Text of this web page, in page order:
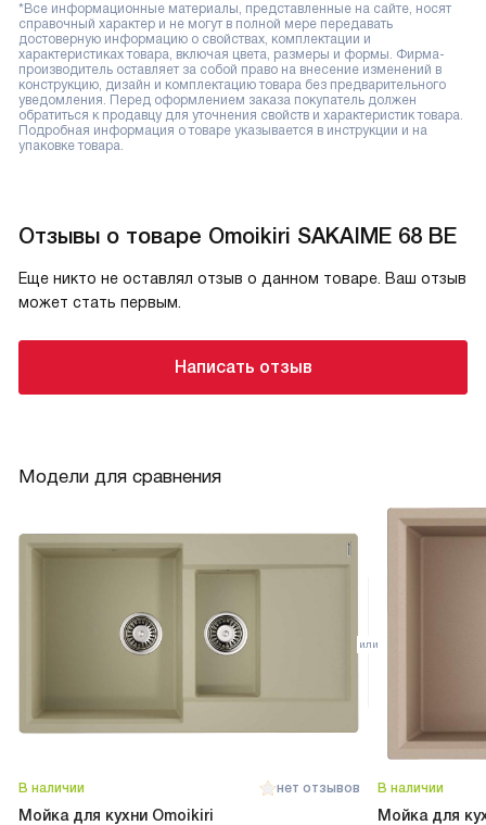
*Все информационные материалы, представленные на сайте, носят
справочный характер и не могут в полной мере передавать
достоверную информацию о свойствах, комплектации и
характеристиках товара, включая цвета, размеры и формы. Фирма-
производитель оставляет за собой право на внесение изменений в
конструкцию, дизайн и комплектацию товара без предварительного
уведомления. Перед оформлением заказа покупатель должен
обратиться к продавцу для уточнения свойств и характеристик товара.
Подробная информация о товаре указывается в инструкции и на
упаковке товара.
Отзывы о товаре Omoikiri SAKAIME 68 BE
Еще никто не оставлял отзыв о данном товаре. Ваш отзыв
может стать первым.
Написать отзыв
Модели для сравнения
В наличии нет отзывов
Мойка для кухни Omoikiri
В наличии
Мойка для